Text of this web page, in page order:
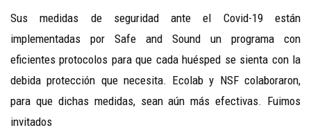
Sus medidas de seguridad ante el Covid-19 están
implementadas por Safe and Sound un programa con
eficientes protocolos para que cada huésped se sienta con la
debida protección que necesita. Ecolab y NSF colaboraron,
para que dichas medidas, sean aún más efectivas. Fuimos
invitados